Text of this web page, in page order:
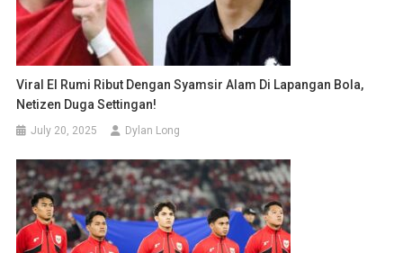
Viral El Rumi Ribut Dengan Syamsir Alam Di Lapangan Bola,
Netizen Duga Settingan!
July 20, 2025 Dylan Long